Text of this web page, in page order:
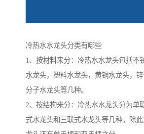
冷热水水龙头分类有哪些
1、按材料来分：冷热水水龙头包括不
水龙头，塑料水龙头，黄铜水龙头，
分子水龙头等几种。
2、按结构来分：冷热水水龙头分为单
式水龙头和三联式水龙头等几种。除